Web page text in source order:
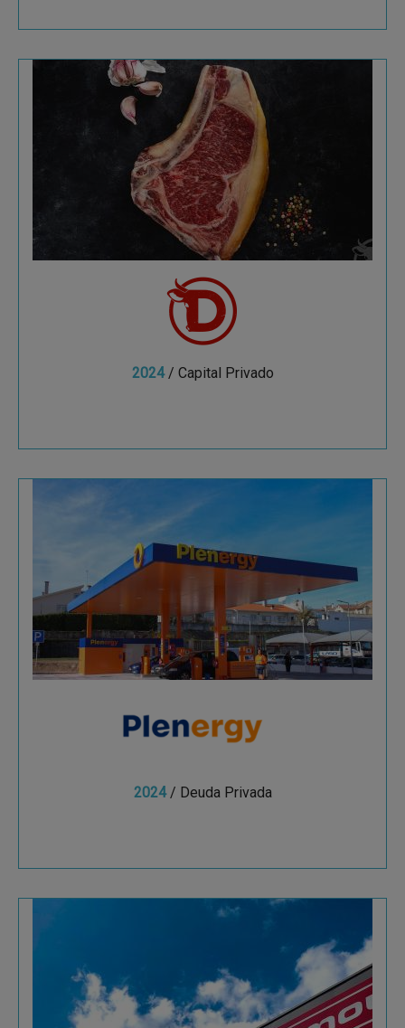
2024/ Capital Privado
Discarlux
Con una propuesta de valor basada en la calidad,
regularidad, confianza y servicio.
Ver más
2024/ Deuda Privada
Plenergy
Plenoil (2013, Madrid), actualmente
Plenergy (2024, Madrid), es el operador de
estaciones de servicio automáticas low-cost,
líder del mer
Plymouth Rubber
Group